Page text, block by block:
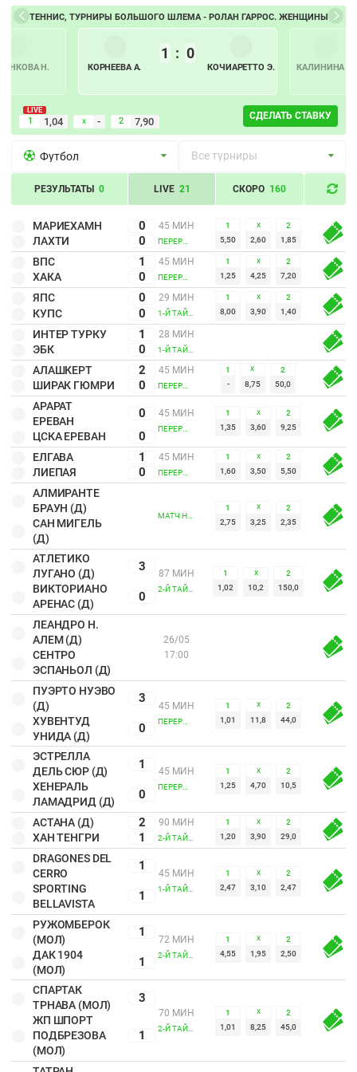
ТЕННИС, ТУРНИРЫ БОЛЬШОГО ШЛЕМА - РОЛАН ГАРРОС. ЖЕНЩИНЫ
Н. КОРНЕЕВА А.
1 : 0
КОЧИАРЕТТО Э. КАЛИНИНА А.
LIVE
1 1,04 Х - 2 7,90
СДЕЛАТЬ СТАВКУ
Футбол Все турниры
РЕЗУЛЬТАТЫ 0 LIVE 21 СКОРО 160
МАРИЕХАМН 0
ЛАХТИ 0
45 МИН
1
5,50
Х
2,60
2
1,85
ВПС 1
ХАКА 0
45 МИН
ПЕРЕРЫВ
1
1,25
Х
4,25
2
7,20
ЯПС 0
КУПС 0
29 МИН
1-Й ТАЙМ
1
8,00
Х
3,90
2
1,40
ИНТЕР ТУРКУ 1
ЭБК 0
28 МИН
АЛАШКЕРТ 2
ШИРАК ГЮМРИ 0
45 МИН
1
-
Х
8,75
2
50,0
АРАРАТ
ЕРЕВАН
0
ЦСКА ЕРЕВАН 0
45 МИН
ПЕРЕРЫВ
1
1,35
Х
3,60
2
9,25
ЕЛГАВА 1
ЛИЕПАЯ 0
45 МИН
1
1,60
Х
3,50
2
5,50
АЛМИРАНТЕ
БРАУН (Д)
САН МИГЕЛЬ
(Д)
МАТЧ НЕ НАЧАЛСЯ
1
2,75
Х
3,25
2
2,35
АТЛЕТИКО
ЛУГАНО (Д)
3
ВИКТОРИАНО
АРЕНАС (Д)
0
87 МИН
2-Й ТАЙМ
1
1,02
Х
10,2
2
150,0
ЛЕАНДРО Н.
АЛЕМ (Д)
СЕНТРО
ЭСПАНЬОЛ (Д)
26/05
17:00
ПУЭРТО НУЭВО
(Д)
3
ХУВЕНТУД
УНИДА (Д)
0
45 МИН
1
1,01
Х
11,8
2
44,0
ЭСТРЕЛЛА
ДЕЛЬ СЮР (Д)
1
ХЕНЕРАЛЬ
ЛАМАДРИД (Д)
0
45 МИН
1
1,25
Х
4,70
2
10,5
АСТАНА (Д) 2
ХАН ТЕНГРИ 1
90 МИН
1
1,20
Х
3,90
2
29,0
DRAGONES DEL
CERRO
1
SPORTING
BELLAVISTA
1
45 МИН
1
2,47
Х
3,10
2
2,47
РУЖОМБЕРОК
(МОЛ)
1
ДАК 1904
(МОЛ)
1
72 МИН
1
4,55
Х
1,95
2
2,50
СПАРТАК
ТРНАВА (МОЛ)
3
ЖП ШПОРТ
ПОДБРЕЗОВА
(МОЛ)
1
70 МИН
1
1,01
Х
8,25
2
45,0